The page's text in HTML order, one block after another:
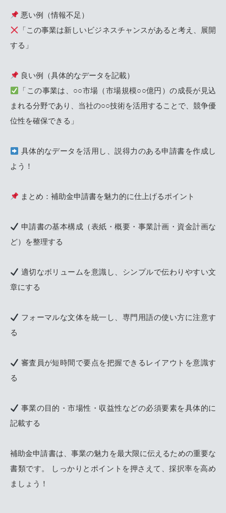
悪い例（情報不足）
「この事業は新しいビジネスチャンスがあると考え、展開
する」
良い例（具体的なデータを記載）
「この事業は、○○市場（市場規模○○億円）の成長が見込
まれる分野であり、当社の○○技術を活用することで、競争優
位性を確保できる」
具体的なデータを活用し、説得力のある申請書を作成し
よう！
まとめ：補助金申請書を魅力的に仕上げるポイント
申請書の基本構成（表紙・概要・事業計画・資金計画な
ど）を整理する
適切なボリュームを意識し、シンプルで伝わりやすい文
章にする
フォーマルな文体を統一し、専門用語の使い方に注意す
る
審査員が短時間で要点を把握できるレイアウトを意識す
る
事業の目的・市場性・収益性などの必須要素を具体的に
記載する
補助金申請書は、事業の魅力を最大限に伝えるための重要な
書類です。 しっかりとポイントを押さえて、採択率を高め
ましょう！